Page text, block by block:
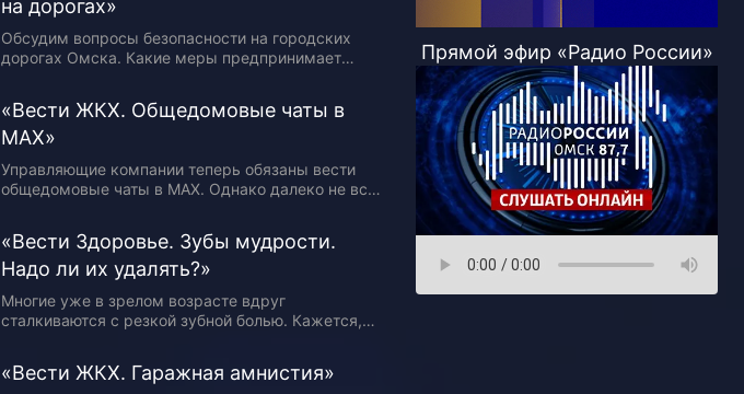
на дорогах»
Обсудим вопросы безопасности на городских
дорогах Омска. Какие меры предпринимает
участках? Как часто…
«Вести ЖКХ. Общедомовые чаты в
МАХ»
Управляющие компании теперь обязаны вести
общедомовые чаты в МАХ. Однако далеко не все
до обслуживающей организации, жителям
многоквартирных…
«Вести Здоровье. Зубы мудрости.
Надо ли их удалять?»
Многие уже в зрелом возрасте вдруг
сталкиваются с резкой зубной болью. Кажется,
осмотра…
«Вести ЖКХ. Гаражная амнистия»
Прямой эфир «Радио России»